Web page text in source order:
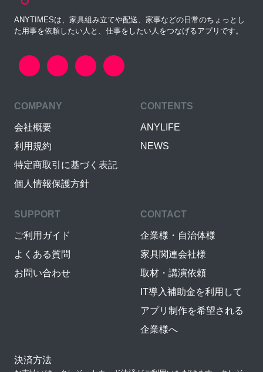
ANYTIMESは、家具組み立てや配送、家事などの日常のちょっとし
た用事を依頼したい人と、仕事をしたい人をつなげるアプリです。
COMPANY
会社概要
利用規約
特定商取引に基づく表記
個人情報保護方針
CONTENTS
ANYLIFE
NEWS
SUPPORT
ご利用ガイド
よくある質問
お問い合わせ
CONTACT
企業様・自治体様
家具関連会社様
取材・講演依頼
IT導入補助金を利用して
アプリ制作を希望される
企業様へ
決済方法